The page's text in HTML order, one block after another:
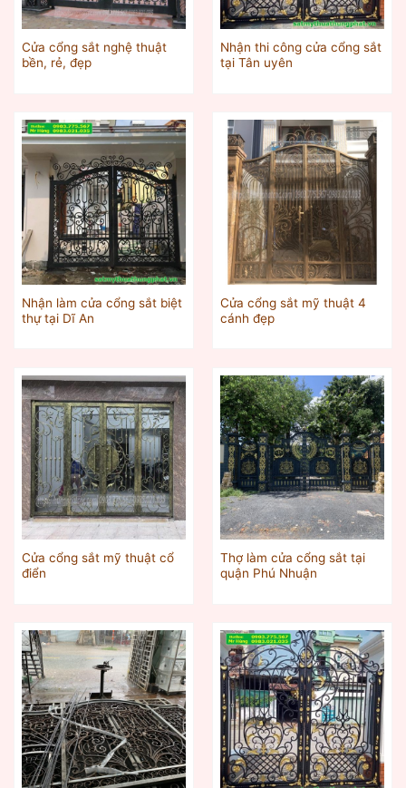
Cửa cổng sắt nghệ thuật
bền, rẻ, đẹp
Nhận thi công cửa cổng sắt
tại Tân uyên
Nhận làm cửa cổng sắt biệt
thự tại Dĩ An
Cửa cổng sắt mỹ thuật 4
cánh đẹp
Cửa cổng sắt mỹ thuật cổ
điển
Thợ làm cửa cổng sắt tại
quận Phú Nhuận